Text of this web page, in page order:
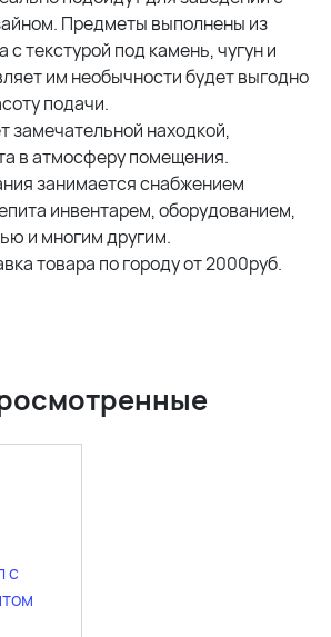
Предметы выполнены из
текстурой под камень, чугун и
им необычности будет выгодно
подачи.
замечательной находкой,
в атмосферу помещения.
занимается снабжением
инвентарем, оборудованием,
и многим другим.
товара по городу от 2000руб.